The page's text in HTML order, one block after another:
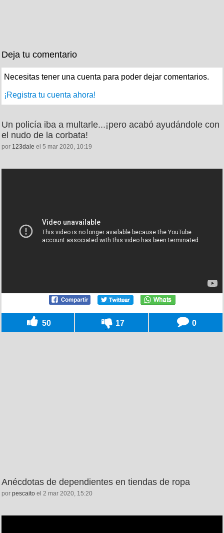
Deja tu comentario
Necesitas tener una cuenta para poder dejar comentarios.
¡Registra tu cuenta ahora!
Un policía iba a multarle...¡pero acabó ayudándole con
el nudo de la corbata!
por 123dale el 5 mar 2020, 10:19
50 17 0
Anécdotas de dependientes en tiendas de ropa
por pescaito el 2 mar 2020, 15:20